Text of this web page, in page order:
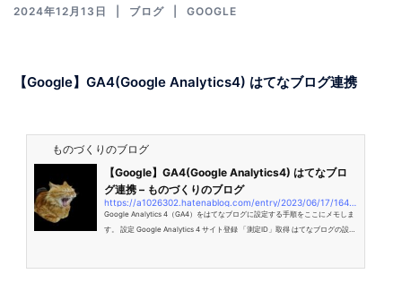
2024年12月13日 ブログ GOOGLE
【Google】GA4(Google Analytics4) はてなブログ連携
ものづくりのブログ
【Google】GA4(Google Analytics4) はてなブロ
グ連携 – ものづくりのブログ
Google Analytics 4（GA4）をはてなブログに設定する手順をここにメモしま
す。 設定 Google Analytics 4 サイト登録 「測定ID」取得 はてなブログの設定